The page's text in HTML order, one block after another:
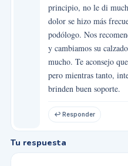
principio, no le di
dolor se hizo más
podólogo. Nos
y cambiamos su
mucho. Te aconsejo
pero mientras tanto,
brinden buen soporte.
↩ Responder
Tu respuesta